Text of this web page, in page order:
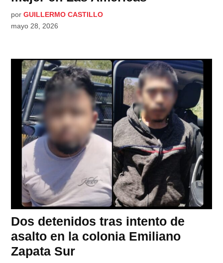
por GUILLERMO CASTILLO
mayo 28, 2026
Dos detenidos tras intento de
asalto en la colonia Emiliano
Zapata Sur